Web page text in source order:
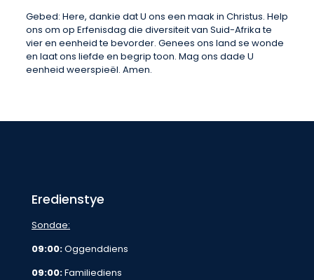
Gebed: Here, dankie dat U ons een maak in Christus. Help
ons om op Erfenisdag die diversiteit van Suid-Afrika te
vier en eenheid te bevorder. Genees ons land se wonde
en laat ons liefde en begrip toon. Mag ons dade U
eenheid weerspieël. Amen.
Eredienstye
Sondae:
09:00:Oggenddiens
09:00:Familiediens